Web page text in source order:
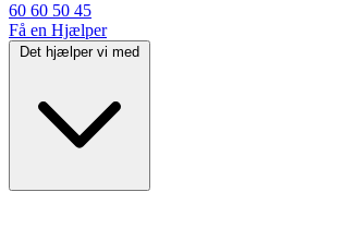
60 60 50 45
Få en Hjælper
Det hjælper vi med